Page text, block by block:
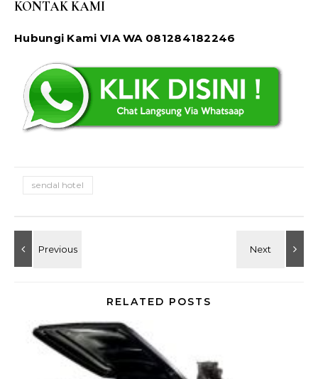
KONTAK KAMI
Hubungi Kami VIA WA 081284182246
sendal hotel
RELATED POSTS